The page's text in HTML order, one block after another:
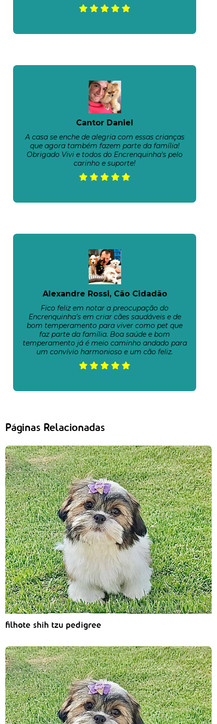
Cantor Daniel
A casa se enche de alegria com essas crianças
que agora também fazem parte da família!
Obrigado Vivi e todos do Encrenquinha's pelo
carinho e suporte!
Alexandre Rossi, Cão Cidadão
Fico feliz em notar a preocupação do
Encrenquinha’s em criar cães saudáveis e de
bom temperamento para viver como pet que
faz parte da família. Boa saúde e bom
temperamento já é meio caminho andado para
um convívio harmonioso e um cão feliz.
Páginas Relacionadas
filhote shih tzu pedigree